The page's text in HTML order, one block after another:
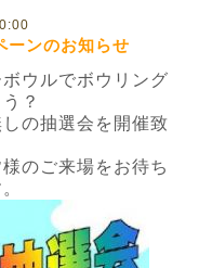
ーンのお知らせ
ウルでボウリング
？
の抽選会を開催致
のご来場をお待ち